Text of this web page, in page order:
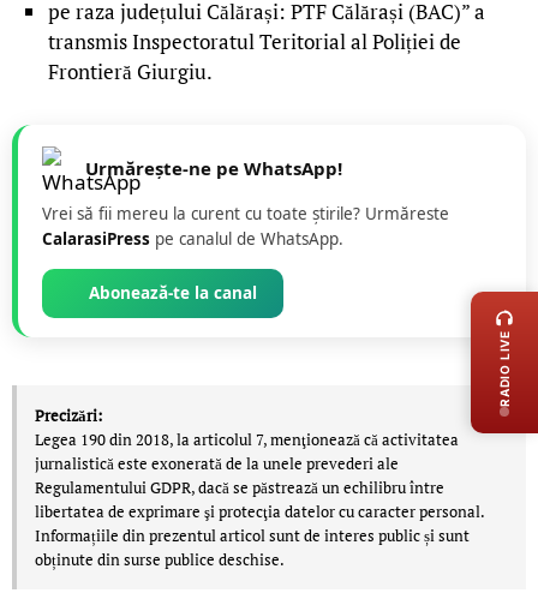
pe raza județului Călărași: PTF Călărași (BAC)” a
transmis Inspectoratul Teritorial al Poliției de
Frontieră Giurgiu.
Urmărește-ne pe WhatsApp!
Vrei să fii mereu la curent cu toate știrile? Urmăreste
CalarasiPress pe canalul de WhatsApp.
Abonează-te la canal
Precizări:
Legea 190 din 2018, la articolul 7, menţionează că activitatea
jurnalistică este exonerată de la unele prevederi ale
Regulamentului GDPR, dacă se păstrează un echilibru între
libertatea de exprimare şi protecţia datelor cu caracter personal.
Informațiile din prezentul articol sunt de interes public și sunt
obținute din surse publice deschise.
RADIO LIVE